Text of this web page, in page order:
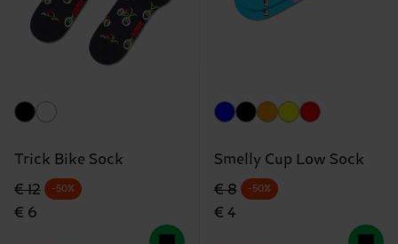
Trick Bike Sock
Originalpreis
€ 12
Reduzierter Preis
€ 6
-50%
Smelly Cup Low Sock
Originalpreis
€ 8
Reduzierter Preis
€ 4
-50%